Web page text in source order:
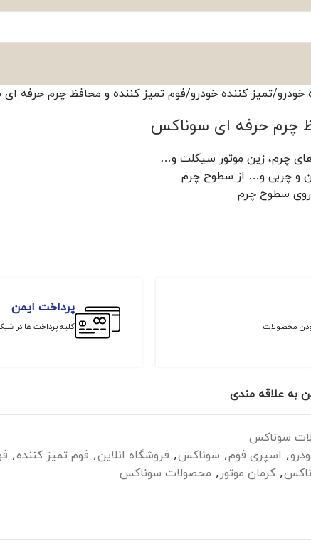
خودرو تمیز کننده خودرو فوم تمیز کننده و محافظ چرم حرفه
چرم حرفه ای سوناکس
های چرم، زين موتور سيکلت و…
و چربی و… از سطوح چرم
روی سطوح چرم
محصولات
پرداخت ایمن
کلیه پرداخت ها در
به علاقه مندی
سوناکس
, اسپری فوم, سوناکس, فروشگاه انلاین, فوم تمیز کننده,
, کرمان موتور , محصولات سوناکس